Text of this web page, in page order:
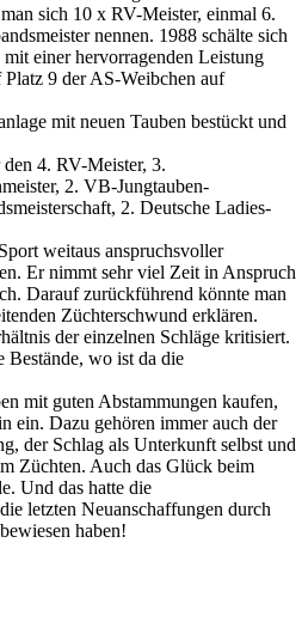
sich 10 x RV-Meister, einmal 6.
nennen. 1988 schälte sich
einer hervorragenden Leistung
9 der AS-Weibchen auf
mit neuen Tauben bestückt und
4. RV-Meister, 3.
2. VB-Jungtauben-
2. Deutsche Ladies-
weitaus anspruchsvoller
Er nimmt sehr viel Zeit in Anspruch
Darauf zurückführend könnte man
Züchterschwund erklären.
der einzelnen Schläge kritisiert.
Bestände, wo ist da die
mit guten Abstammungen kaufen,
ein. Dazu gehören immer auch der
der Schlag als Unterkunft selbst und
Züchten. Auch das Glück beim
Und das hatte die
letzten Neuanschaffungen durch
haben!